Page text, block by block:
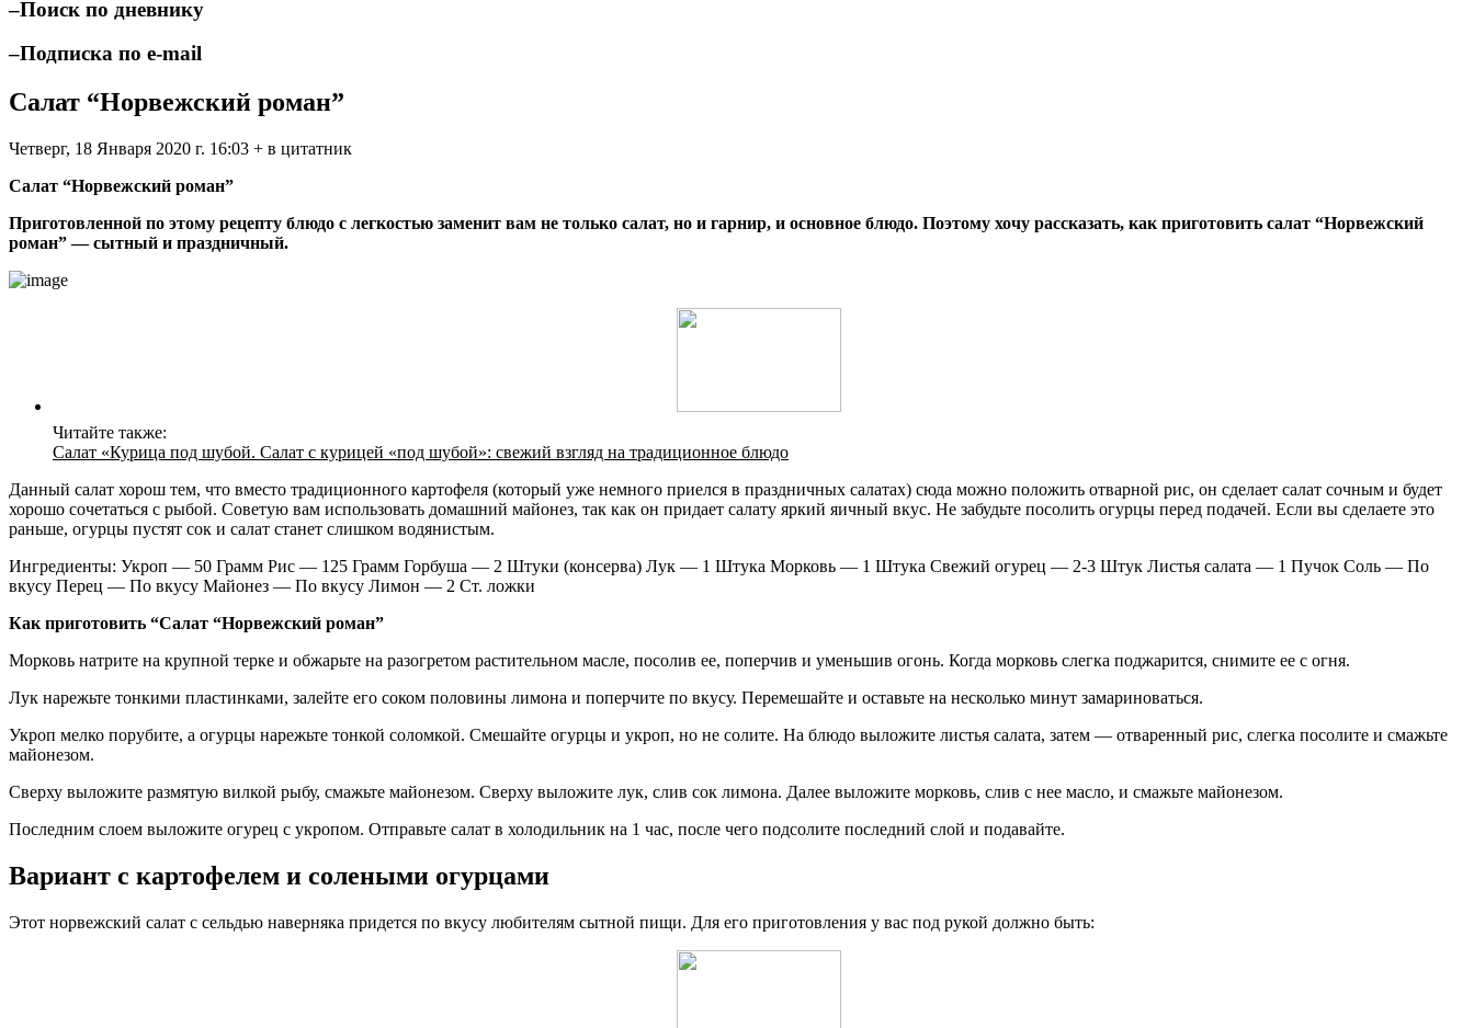
–Поиск по дневнику
–Подписка по e-mail
Салат “Норвежский роман”
Четверг, 18 Января 2020 г. 16:03 + в цитатник
Салат “Норвежский роман”
Приготовленной по этому рецепту блюдо с легкостью заменит вам не только салат, но и гарнир, и основное блюдо. Поэтому хочу рассказать, как приготовить салат “Норвежский
роман” — сытный и праздничный.
Читайте также:
Салат «Курица под шубой. Салат с курицей «под шубой»: свежий взгляд на традиционное блюдо
Данный салат хорош тем, что вместо традиционного картофеля (который уже немного приелся в праздничных салатах) сюда можно положить отварной рис, он сделает салат сочным и будет
хорошо сочетаться с рыбой. Советую вам использовать домашний майонез, так как он придает салату яркий яичный вкус. Не забудьте посолить огурцы перед подачей. Если вы сделаете это
раньше, огурцы пустят сок и салат станет слишком водянистым.
Ингредиенты: Укроп — 50 Грамм Рис — 125 Грамм Горбуша — 2 Штуки (консерва) Лук — 1 Штука Морковь — 1 Штука Свежий огурец — 2-3 Штук Листья салата — 1 Пучок Соль — По
вкусу Перец — По вкусу Майонез — По вкусу Лимон — 2 Ст. ложки
Как приготовить “Салат “Норвежский роман”
Морковь натрите на крупной терке и обжарьте на разогретом растительном масле, посолив ее, поперчив и уменьшив огонь. Когда морковь слегка поджарится, снимите ее с огня.
Лук нарежьте тонкими пластинками, залейте его соком половины лимона и поперчите по вкусу. Перемешайте и оставьте на несколько минут замариноваться.
Укроп мелко порубите, а огурцы нарежьте тонкой соломкой. Смешайте огурцы и укроп, но не солите. На блюдо выложите листья салата, затем — отваренный рис, слегка посолите и смажьте
майонезом.
Сверху выложите размятую вилкой рыбу, смажьте майонезом. Сверху выложите лук, слив сок лимона. Далее выложите морковь, слив с нее масло, и смажьте майонезом.
Последним слоем выложите огурец с укропом. Отправьте салат в холодильник на 1 час, после чего подсолите последний слой и подавайте.
Вариант с картофелем и солеными огурцами
Этот норвежский салат с сельдью наверняка придется по вкусу любителям сытной пищи. Для его приготовления у вас под рукой должно быть: